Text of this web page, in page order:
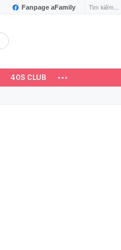
Fanpage aFamily
40S CLUB